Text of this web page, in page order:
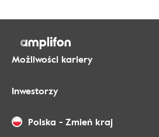
Możliwości kariery
Inwestorzy
Polska - Zmień kraj